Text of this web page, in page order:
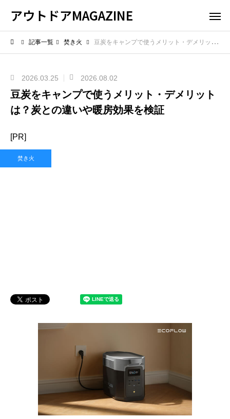
アウトドアMAGAZINE
記事一覧 焚き火 豆炭をキャンプで使うメリット・デメリットは？炭との違いや暖房効果を検証
2026.03.25 2026.08.02
豆炭をキャンプで使うメリット・デメリット
は？炭との違いや暖房効果を検証
[PR]
焚き火